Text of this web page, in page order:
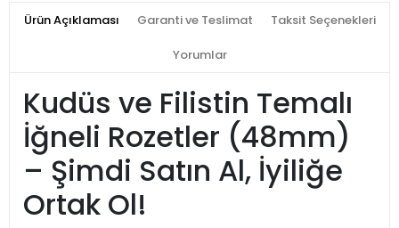
Ürün Açıklaması Garanti ve Teslimat Taksit Seçenekleri
Yorumlar
Kudüs ve Filistin Temalı
İğneli Rozetler (48mm)
– Şimdi Satın Al, İyiliğe
Ortak Ol!